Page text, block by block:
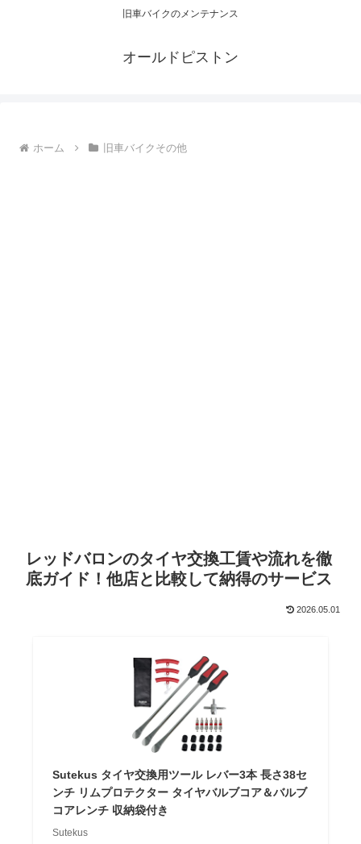
旧車バイクのメンテナンス
オールドピストン
ホーム 旧車バイクその他
レッドバロンのタイヤ交換工賃や流れを徹
底ガイド！他店と比較して納得のサービス
2026.05.01
Sutekus タイヤ交換用ツール レバー3本 長さ38セ
ンチ リムプロテクター タイヤバルブコア＆バルブ
コアレンチ 収納袋付き
Sutekus